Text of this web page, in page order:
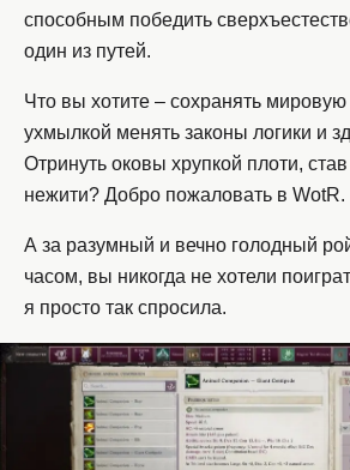
способным победить
один из путей.
Что вы хотите – сохранять
ухмылкой менять законы логики и
Отринуть оковы хрупкой плоти,
нежити? Добро пожаловать в WotR.
А за разумный и вечно голодный
часом, вы никогда не хотели
я просто так спросила.